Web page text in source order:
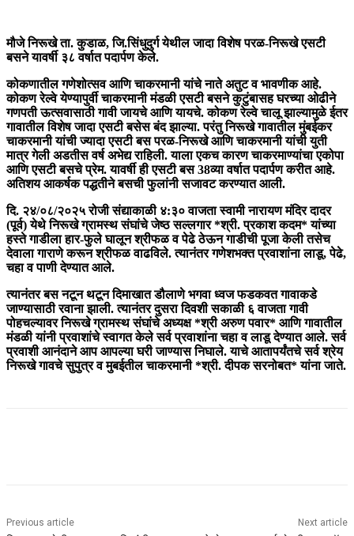
मौजे निरूखे ता. कुडाळ, जि.सिंधुदुर्ग येथील जादा विशेष परळ-निरूखे एसटी
बसने यावर्षी ३८ वर्षात पदार्पण केले.
कोकणातील गणेशोत्सव आणि चाकरमानी यांचे नाते अतुट व भावणीक आहे.
कोकण रेल्वे येण्यापुर्वी चाकरमानी मंडळी एसटी बसने कुटुंबासह घरच्या ओढीने
गणपती ऊत्सवासाठी गावी जायचे आणि यायचे. कोकण रेल्वे चालू झाल्यामुळे ईतर
गावातील विशेष जादा एसटी बसेस बंद झाल्या. परंतु निरूखे गावातील मुंबईकर
चाकरमानी यांची ज्यादा एसटी बस परळ-निरूखे आणि चाकरमानी यांची युती
मात्र गेली अडतीस वर्ष अभेद्य राहिली. याला एकच कारण चाकरमाण्यांचा एकोपा
आणि एसटी बसचे प्रेम. यावर्षी ही एसटी बस 38व्या वर्षात पदार्पण करीत आहे.
अतिशय आकर्षक पद्धतीने बसची फुलांनी सजावट करण्यात आली.
दि. २४/०८/२०२५ रोजी संद्याकाळी ४:३० वाजता स्वामी नारायण मंदिर दादर
(पूर्व) येथे निरूखे ग्रामस्थ संघांचे जेष्ठ सल्लगार *श्री. प्रकाश कदम* यांच्या
हस्ते गाडीला हार-फुले घालून श्रीफळ व पेढे ठेऊन गाडीची पूजा केली तसेच
देवाला गाराणे करून श्रीफळ वाढविले. त्यानंतर गणेशभक्त प्रवाशांना लाडू, पेढे,
चहा व पाणी देण्यात आले.
त्यानंतर बस नटून थटून दिमाखात डौलाणे भगवा ध्वज फडकवत गावाकडे
जाण्यासाठी रवाना झाली. त्यानंतर दुसरा दिवशी सकाळी ६ वाजता गावी
पोहचल्यावर निरूखे ग्रामस्थ संघांचे अध्यक्ष *श्री अरुण पवार* आणि गावातील
मंडळी यांनी प्रवाशांचे स्वागत केले सर्व प्रवाशांना चहा व लाडू देण्यात आले. सर्व
प्रवाशी आनंदाने आप आपल्या घरी जाण्यास निघाले. याचे आतापर्यंतचे सर्व श्रेय
निरूखे गावचे सुपुत्र व मुबईतील चाकरमानी *श्री. दीपक सरनोबत* यांना जाते.
Previous article Next article